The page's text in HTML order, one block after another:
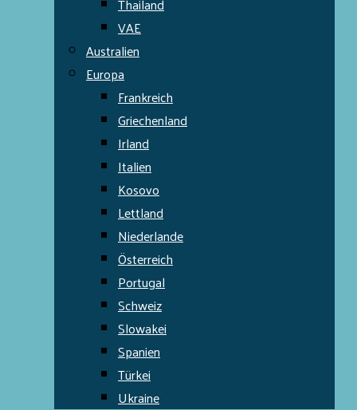
VAE
Australien
Europa
Frankreich
Griechenland
Irland
Italien
Kosovo
Lettland
Niederlande
Österreich
Portugal
Schweiz
Slowakei
Spanien
Türkei
Ukraine